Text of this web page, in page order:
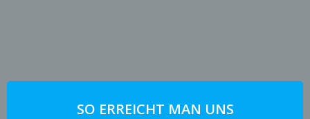
SO ERREICHT MAN UNS